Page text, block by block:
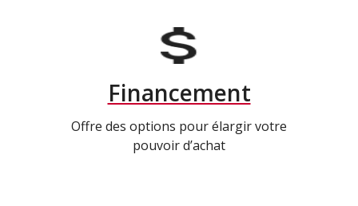
Financement
Offre des options pour élargir votre
pouvoir d’achat